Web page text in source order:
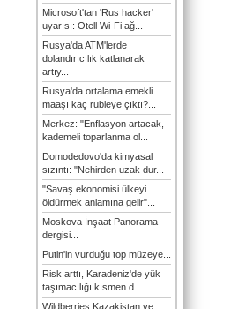
Microsoft'tan 'Rus hacker'
uyarısı: Otell Wi-Fi ağ...
Rusya'da ATM'lerde
dolandırıcılık katlanarak
artıy...
Rusya'da ortalama emekli
maaşı kaç rubleye çıktı?...
Merkez: "Enflasyon artacak,
kademeli toparlanma ol...
Domodedovo'da kimyasal
sızıntı: "Nehirden uzak dur...
"Savaş ekonomisi ülkeyi
öldürmek anlamına gelir"...
Moskova İnşaat Panorama
dergisi...
Putin'in vurduğu top müzeye...
Risk arttı, Karadeniz'de yük
taşımacılığı kısmen d...
Wildberries Kazakistan ve